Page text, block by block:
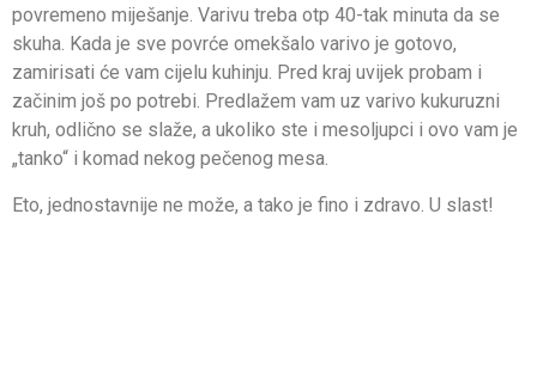
povremeno miješanje. Varivu treba otp 40-tak minuta da se
skuha. Kada je sve povrće omekšalo varivo je gotovo,
zamirisati će vam cijelu kuhinju. Pred kraj uvijek probam i
začinim još po potrebi. Predlažem vam uz varivo kukuruzni
kruh, odlično se slaže, a ukoliko ste i mesoljupci i ovo vam je
„tanko“ i komad nekog pečenog mesa.
Eto, jednostavnije ne može, a tako je fino i zdravo. U slast!